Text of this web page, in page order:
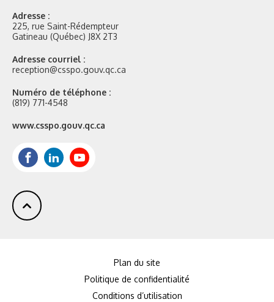
Adresse :
225, rue Saint-Rédempteur
Gatineau (Québec) J8X 2T3
Adresse courriel :
reception@csspo.gouv.qc.ca
Numéro de téléphone :
(819) 771-4548
Site
www.csspo.gouv.qc.ca
FacebookLinkedInYoutube
Plan du site
Politique de confidentialité
Conditions d’utilisation